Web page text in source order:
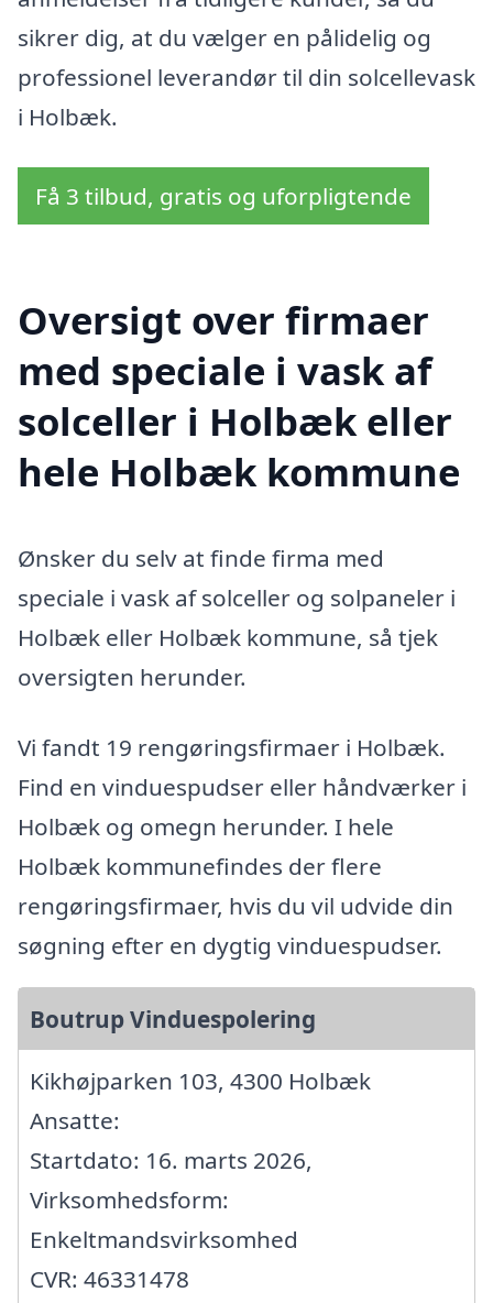
sikrer dig, at du vælger en pålidelig og
professionel leverandør til din solcellevask
i Holbæk.
Få 3 tilbud, gratis og uforpligtende
Oversigt over firmaer
med speciale i vask af
solceller i Holbæk eller
hele Holbæk kommune
Ønsker du selv at finde firma med
speciale i vask af solceller og solpaneler i
Holbæk eller Holbæk kommune, så tjek
oversigten herunder.
Vi fandt 19 rengøringsfirmaer i Holbæk.
Find en vinduespudser eller håndværker i
Holbæk og omegn herunder. I hele
Holbæk kommunefindes der flere
rengøringsfirmaer, hvis du vil udvide din
søgning efter en dygtig vinduespudser.
Boutrup Vinduespolering
Kikhøjparken 103, 4300 Holbæk
Ansatte:
Startdato: 16. marts 2026,
Virksomhedsform:
Enkeltmandsvirksomhed
CVR: 46331478